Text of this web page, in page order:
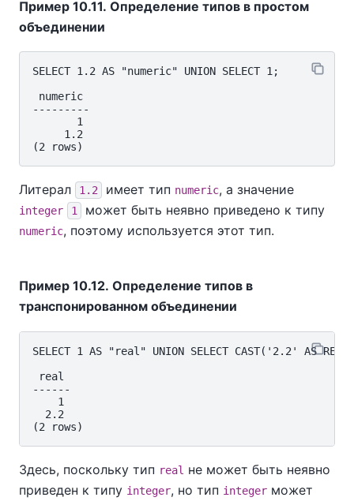
Пример 10.11. Определение типов в простом
объединении
SELECT 1.2 AS "numeric" UNION SELECT 1;
numeric
---------
       1
     1.2
Литерал 1.2 имеет тип numeric, а значение
integer 1 может быть неявно приведено к типу
numeric, поэтому используется этот тип.
Пример 10.12. Определение типов в
транспонированном объединении
SELECT 1 AS "real" UNION SELECT CAST('2.2' AS
real
------
    1
  2.2
Здесь, поскольку тип real не может быть неявно
приведен к типу integer, но тип integer может